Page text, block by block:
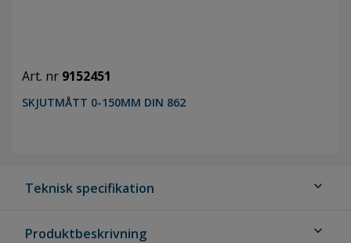
Art. nr 9152451
SKJUTMÅTT 0-150MM DIN 862
Teknisk specifikation expand_more
Produktbeskrivning expand_more